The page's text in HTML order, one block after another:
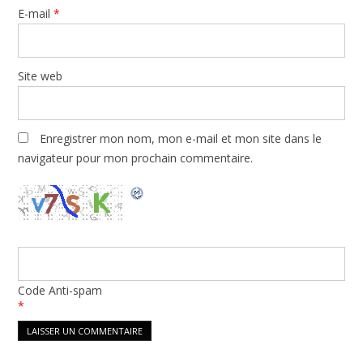
E-mail*
Site web
Enregistrer mon nom, mon e-mail et mon site dans le
navigateur pour mon prochain commentaire.
Code Anti-spam
*